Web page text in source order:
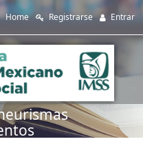
Home Registrarse Entrar